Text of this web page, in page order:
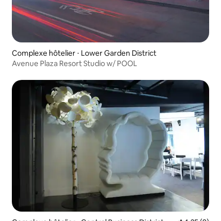
Complexe hôtelier ⋅ Lower Garden District
Avenue Plaza Resort Studio w/ POOL